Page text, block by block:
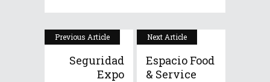
Previous Article
Seguridad
Expo
Next Article
Espacio Food
& Service